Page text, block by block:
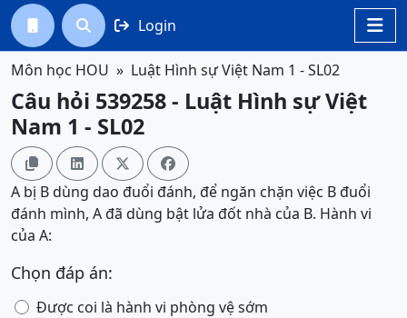

  Login
Môn học HOU Luật Hình sự Việt Nam 1 - SL02
Câu hỏi 539258 - Luật Hình sự Việt
Nam 1 - SL02
   
A bị B dùng dao đuổi đánh, để ngăn chặn việc B đuổi
đánh mình, A đã dùng bật lửa đốt nhà của B. Hành vi
của A:
Chọn đáp án:
Được coi là hành vi phòng vệ sớm